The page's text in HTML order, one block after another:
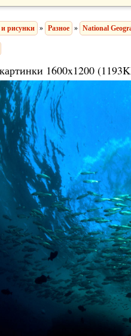
рисунки » Разное » National
1600x1200